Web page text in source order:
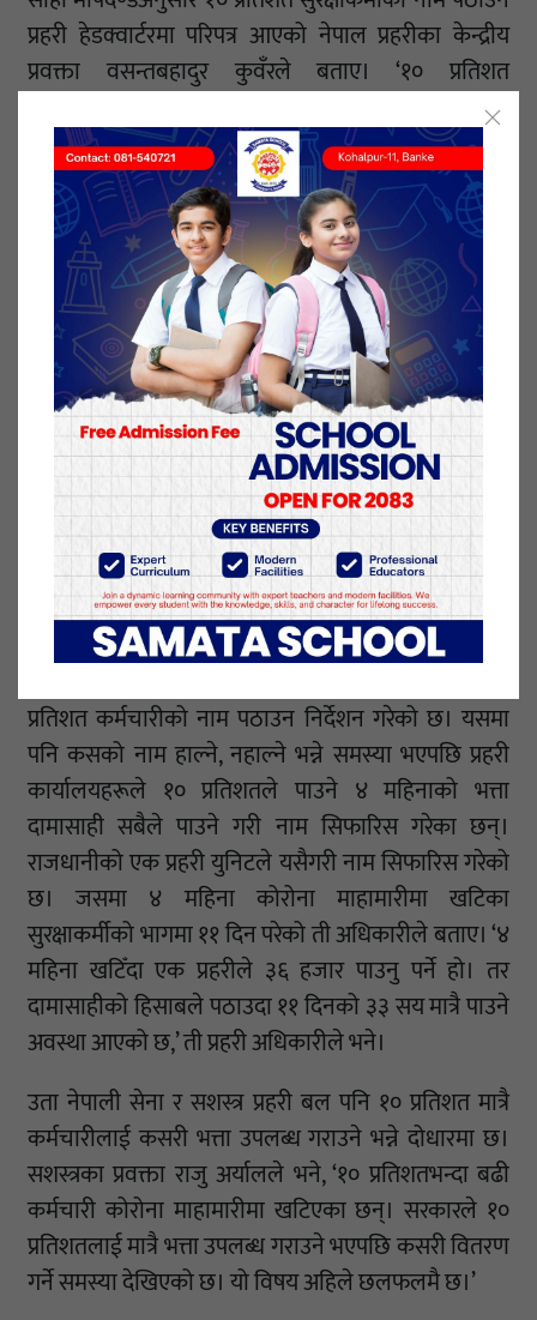
प्रहरी हेडक्वार्टरमा परिपत्र आएको नेपाल प्रहरीका केन्द्रीय
प्रवक्ता वसन्तबहादुर कुवँरले बताए। ‘१० प्रतिशत
सुरक्षाकर्मीलाई मात्रै जोखिम भत्ता उपलब्ध गराउने र सोही
अनुसार नाम पठाउन परिपत्र आएको छ। हामीले भने यो संख्या
केही बढाउन भनेका छौं,’ प्रवक्ता कुँवर भन्छन्।
खटिएमध्ये १० प्रतिशतले मात्रै जोखिम भत्ता पाउने भएपछि
यसको वितरणमा समस्या देखिएको छ। जोखिम महामारीमा
ठूलो संख्यामा सुरक्षाकर्मी खटिका छन्। तीमध्ये १० प्रतिशतमा
कसको नाम हाल्ने, कसको नहाल्ने भन्नेबारे सुरक्षाकर्मीहरू
अन्योलमा छन्।
प्रहरी प्रवक्ता कुँवर भन्छन्, ‘खटिएका धेरै छन्। १० प्रतिशतभित्र
सबैको नाम हाल्न सम्भव छैन। १० प्रतिशतले मात्रै पाउने भन्ने
भएपछि समस्या त हुने नै भयो। सबैजसो खटिएका छन् तर
पाउन १० प्रतिशतले मात्रै पाउने भन्ने पाएपछि समस्या आयो। ४
महिनाको दामासाहीका हिसाबले सबैले पाउने गरी बाँड्न
लागेको छौं।’
प्रतिशत कर्मचारीको नाम पठाउन निर्देशन गरेको छ। यसमा
पनि कसको नाम हाल्ने, नहाल्ने भन्ने समस्या भएपछि प्रहरी
कार्यालयहरूले १० प्रतिशतले पाउने ४ महिनाको भत्ता
दामासाही सबैले पाउने गरी नाम सिफारिस गरेका छन्।
राजधानीको एक प्रहरी युनिटले यसैगरी नाम सिफारिस गरेको
छ। जसमा ४ महिना कोरोना माहामारीमा खटिका
सुरक्षाकर्मीको भागमा ११ दिन परेको ती अधिकारीले बताए। ‘४
महिना खटिँदा एक प्रहरीले ३६ हजार पाउनु पर्ने हो। तर
दामासाहीको हिसाबले पठाउदा ११ दिनको ३३ सय मात्रै पाउने
अवस्था आएको छ,’ ती प्रहरी अधिकारीले भने।
उता नेपाली सेना र सशस्त्र प्रहरी बल पनि १० प्रतिशत मात्रै
कर्मचारीलाई कसरी भत्ता उपलब्ध गराउने भन्ने दोधारमा छ।
सशस्त्रका प्रवक्ता राजु अर्यालले भने, ‘१० प्रतिशतभन्दा बढी
कर्मचारी कोरोना माहामारीमा खटिएका छन्। सरकारले १०
प्रतिशतलाई मात्रै भत्ता उपलब्ध गराउने भएपछि कसरी वितरण
गर्ने समस्या देखिएको छ। यो विषय अहिले छलफलमै छ।’